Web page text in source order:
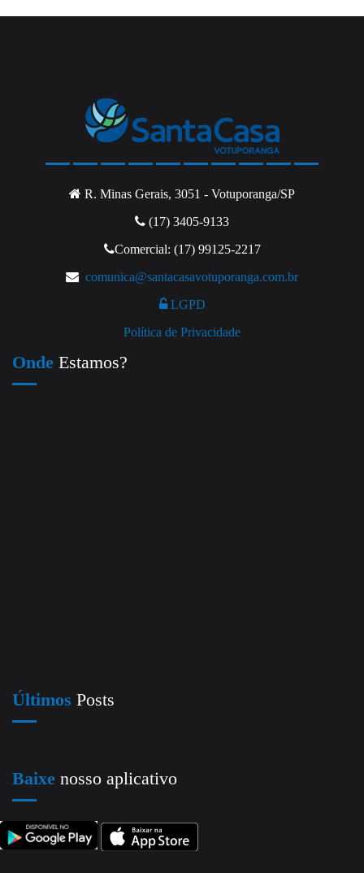
R. Minas Gerais, 3051 - Votuporanga/SP
(17) 3405-9133
Comercial: (17) 99125-2217
comunica@santacasavotuporanga.com.br
LGPD
Política de Privacidade
Onde Estamos?
Últimos Posts
Baixe nosso aplicativo